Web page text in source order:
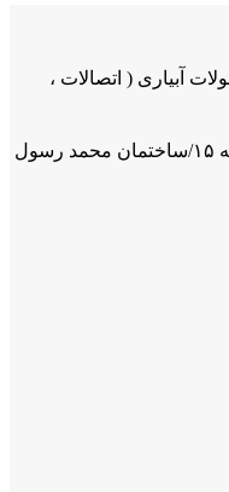
آبیاری ( اتصالات ،
اصفهان/خیابان ارغوانیه/روبه روی کوچه ۱۵/ساختمان محمد رسول